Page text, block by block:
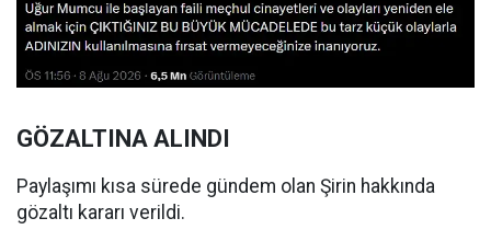
GÖZALTINA ALINDI
Paylaşımı kısa sürede gündem olan Şirin hakkında
gözaltı kararı verildi.